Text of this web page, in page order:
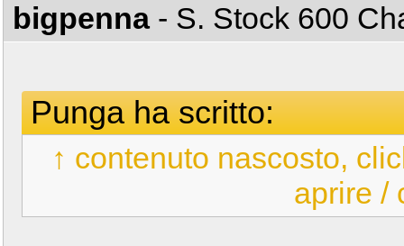
bigpenna - S. Stock 600
Punga ha scritto:
↑ contenuto nascosto,
aprire /